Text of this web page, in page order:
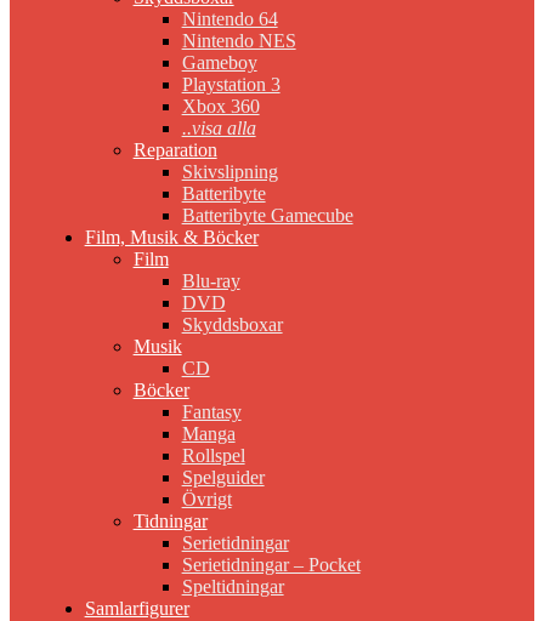
Nintendo 64
Nintendo NES
Gameboy
Playstation 3
Xbox 360
..visa alla
Reparation
Skivslipning
Batteribyte
Batteribyte Gamecube
Film, Musik & Böcker
Film
Blu-ray
DVD
Skyddsboxar
Musik
CD
Böcker
Fantasy
Manga
Rollspel
Spelguider
Övrigt
Tidningar
Serietidningar
Serietidningar – Pocket
Speltidningar
Samlarfigurer